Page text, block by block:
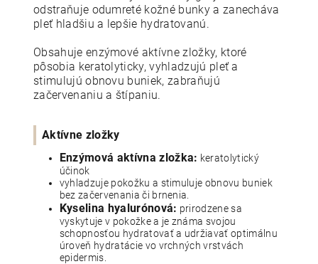
odstraňuje odumreté kožné bunky a zanecháva
pleť hladšiu a lepšie hydratovanú.
Obsahuje enzýmové aktívne zložky, ktoré
pôsobia keratolyticky, vyhladzujú pleť a
stimulujú obnovu buniek, zabraňujú
začervenaniu a štípaniu.
Aktívne zložky
Enzýmová aktívna zložka: keratolytický
účinok
vyhladzuje pokožku a stimuluje obnovu buniek
bez začervenania či brnenia.
Kyselina hyalurónová: prirodzene sa
vyskytuje v pokožke a je známa svojou
schopnosťou hydratovať a udržiavať optimálnu
úroveň hydratácie vo vrchných vrstvách
epidermis.